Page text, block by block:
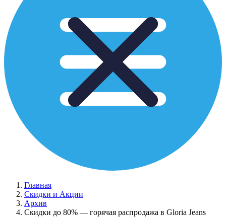
Главная
Скидки и Акции
Архив
Скидки до 80% — горячая распродажа в Gloria Jeans